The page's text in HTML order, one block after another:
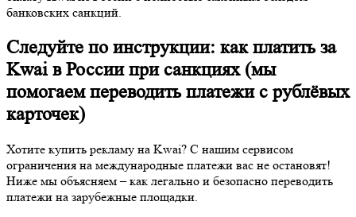
банковских санкций.
Следуйте по инструкции: как платить за
Kwai в России при санкциях (мы
помогаем переводить платежи с рублёвых
карточек)
Хотите купить рекламу на Kwai? С нашим сервисом
ограничения на международные платежи вас не остановят!
Ниже мы объясняем – как легально и безопасно переводить
платежи на зарубежные площадки.